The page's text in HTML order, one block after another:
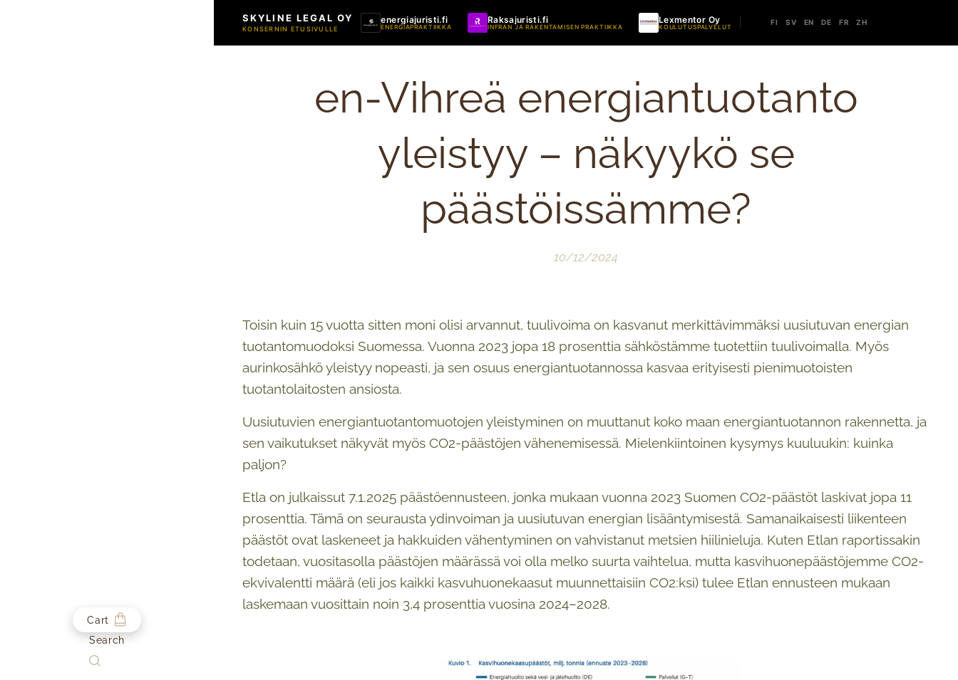
SKYLINE LEGAL OY
KONSERNIN ETUSIVULLE
energiajuristi.fi
ENERGIAPRAKTIIKKA
Raksajuristi.fi
INFRAN JA RAKENTAMISEN PRAKTIIKKA
Lexmentor Oy
KOULUTUSPALVELUT
FI SV EN DE FR ZH
Cart
Search
en-Vihreä energiantuotanto
yleistyy – näkyykö se
päästöissämme?
10/12/2024
Toisin kuin 15 vuotta sitten moni olisi arvannut, tuulivoima on kasvanut merkittävimmäksi uusiutuvan energian
tuotantomuodoksi Suomessa. Vuonna 2023 jopa 18 prosenttia sähköstämme tuotettiin tuulivoimalla. Myös
aurinkosähkö yleistyy nopeasti, ja sen osuus energiantuotannossa kasvaa erityisesti pienimuotoisten
tuotantolaitosten ansiosta.
Uusiutuvien energiantuotantomuotojen yleistyminen on muuttanut koko maan energiantuotannon rakennetta, ja
sen vaikutukset näkyvät myös CO2-päästöjen vähenemisessä. Mielenkiintoinen kysymys kuuluukin: kuinka
paljon?
Etla on julkaissut 7.1.2025 päästöennusteen, jonka mukaan vuonna 2023 Suomen CO2-päästöt laskivat jopa 11
prosenttia. Tämä on seurausta ydinvoiman ja uusiutuvan energian lisääntymisestä. Samanaikaisesti liikenteen
päästöt ovat laskeneet ja hakkuiden vähentyminen on vahvistanut metsien hiilinieluja. Kuten Etlan raportissakin
todetaan, vuositasolla päästöjen määrässä voi olla melko suurta vaihtelua, mutta kasvihuonepäästöjemme CO2-
ekvivalentti määrä (eli jos kaikki kasvuhuonekaasut muunnettaisiin CO2:ksi) tulee Etlan ennusteen mukaan
laskemaan vuosittain noin 3,4 prosenttia vuosina 2024–2028.